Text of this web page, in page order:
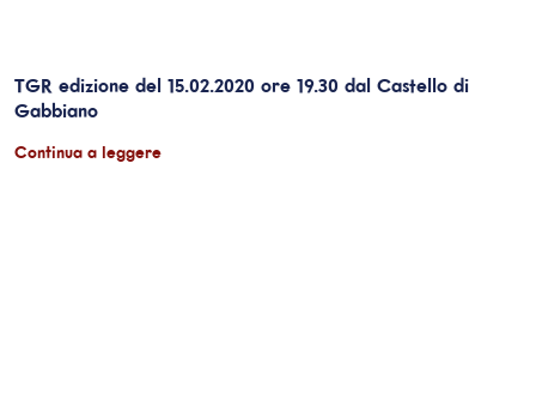
TGR edizione del 15.02.2020 ore 19.30 dal Castello di
Gabbiano
Continua a leggere